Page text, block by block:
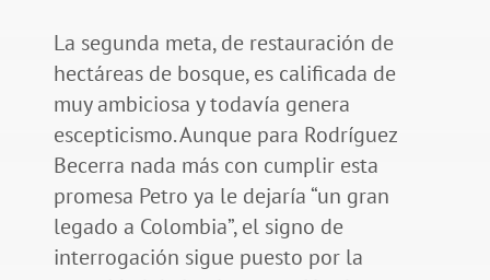
La segunda meta, de restauración de
hectáreas de bosque, es calificada de
muy ambiciosa y todavía genera
escepticismo. Aunque para Rodríguez
Becerra nada más con cumplir esta
promesa Petro ya le dejaría “un gran
legado a Colombia”, el signo de
interrogación sigue puesto por la